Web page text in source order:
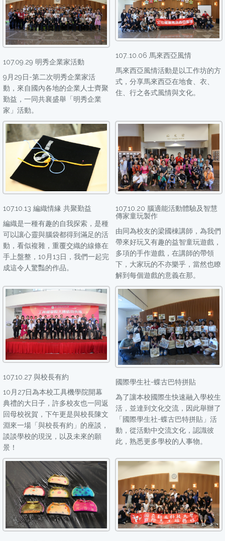
107.09.29 明秀企業家活動
9月29日-第二次明秀企業家活
動，來自國內各地的企業人士齊聚
勤益，一同共襄盛舉「明秀企業
家」活動。
107..10.06 馬來西亞風情
馬來西亞風情活動是以工作坊的方
式，分享馬來西亞在地食、衣、
住、行之各式風情與文化。
107.10.13 編織情緣 共聚勤益
編織是一種有趣的自我探索，是種
可以讓心靈與腦袋都得到滿足的活
動，看似複雜，重覆交織的線條在
手上盤整，10月13日，我們一起完
成這令人驚豔的作品。
107.10.20 腦適能活動體驗及智慧
傳家童玩製作
由同為校友的梁國棟講師，為我們
帶來好玩又有趣的益智童玩遊戲，
多項的手作遊戲，在講師的帶領
下，大家玩的不亦樂乎，當然也瞭
解到每個遊戲的意義在那。
107.10.27 與校長有約
10月27日為本校工具機學院開幕
典禮的大日子，許多校友也一同返
回母校祝賀，下午更是與校長陳文
淵來一場「與校長有約」的座談，
談談學校的現況，以及未來的願
景！
國際學生社-蝶古巴特拼貼
為了讓本校國際生快速融入學校生
活，並達到文化交流，因此舉辦了
「國際學生社-蝶古巴特拼貼」活
動，從活動中交流文化，認識彼
此，熟悉更多學校的人事物。